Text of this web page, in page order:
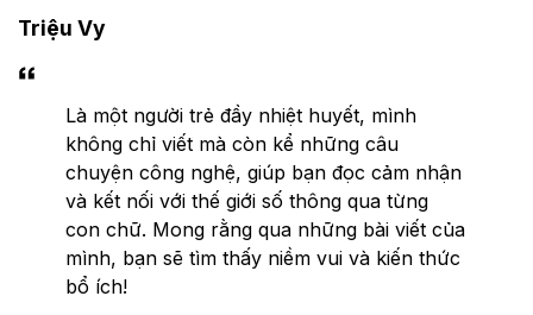
Triệu Vy
Là một người trẻ đầy nhiệt huyết, mình
không chỉ viết mà còn kể những câu
chuyện công nghệ, giúp bạn đọc cảm nhận
và kết nối với thế giới số thông qua từng
con chữ. Mong rằng qua những bài viết của
mình, bạn sẽ tìm thấy niềm vui và kiến thức
bổ ích!